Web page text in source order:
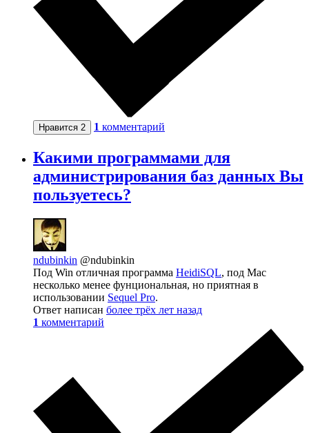
Нравится 2 1 комментарий
Какими программами для
администрирования баз данных Вы
пользуетесь?
ndubinkin @ndubinkin
Под Win отличная программа HeidiSQL, под Mac
несколько менее фунциональная, но приятная в
использовании Sequel Pro.
Ответ написан более трёх лет назад
1 комментарий